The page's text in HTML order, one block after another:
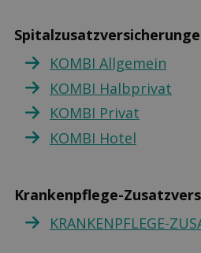
KOMBI Allgemein
KOMBI Halbprivat
KOMBI Privat
KOMBI Hotel
Krankenpflege-
KRANKENPFLEGE-